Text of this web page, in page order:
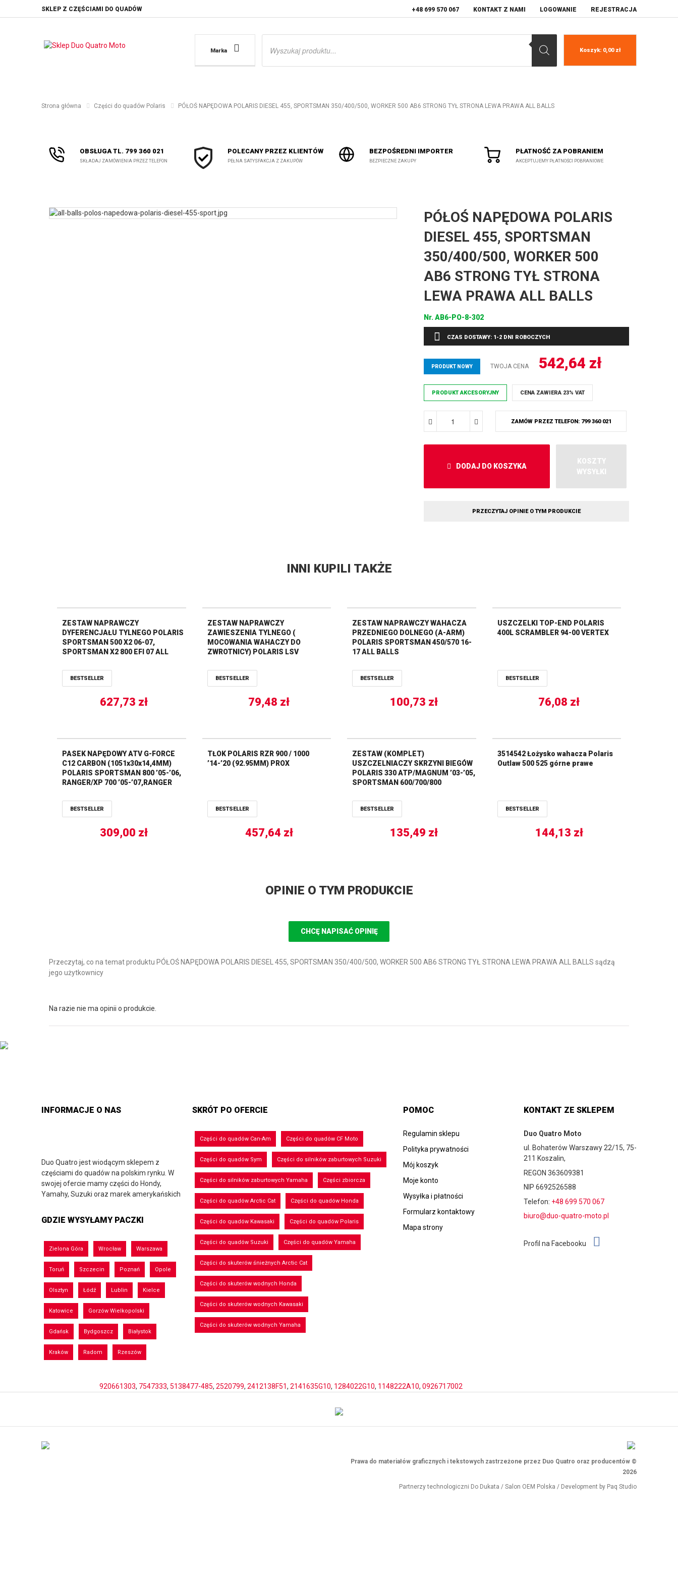
SKLEP Z CZĘŚCIAMI DO QUADÓW +48 699 570 067 KONTAKT Z NAMI LOGOWANIE REJESTRACJA
Marka
Wyszukiwarka
Koszyk: 0,00 zł
Strona główna Części do quadów Polaris PÓŁOŚ NAPĘDOWA POLARIS DIESEL 455, SPORTSMAN 350/400/500, WORKER 500 AB6 STRONG TYŁ STRONA LEWA PRAWA ALL BALLS
OBSŁUGA TL. 799 360 021
SKŁADAJ ZAMÓWIENIA PRZEZ TELEFON
POLECANY PRZEZ KLIENTÓW
PEŁNA SATYSFAKCJA Z ZAKUPÓW
BEZPOŚREDNI IMPORTER
BEZPIECZNE ZAKUPY
PŁATNOŚĆ ZA POBRANIEM
AKCEPTUJEMY PŁATNOŚCI POBRANIOWE
PÓŁOŚ NAPĘDOWA POLARIS
DIESEL 455, SPORTSMAN
350/400/500, WORKER 500
AB6 STRONG TYŁ STRONA
LEWA PRAWA ALL BALLS
Nr.AB6-PO-8-302
CZAS DOSTAWY: 1-2 DNI ROBOCZYCH
PRODUKT NOWY TWOJA CENA 542,64 zł
PRODUKT AKCESORYJNY CENA ZAWIERA 23% VAT
ZAMÓW PRZEZ TELEFON: 799 360 021
DODAJ DO KOSZYKA
KOSZTY
WYSYŁKI
PRZECZYTAJ OPINIE O TYM PRODUKCIE
INNI KUPILI TAKŻE
ZESTAW NAPRAWCZY
DYFERENCJAŁU TYLNEGO POLARIS
SPORTSMAN 500 X2 06-07,
SPORTSMAN X2 800 EFI 07 ALL
BESTSELLER
627,73 zł
ZESTAW NAPRAWCZY
ZAWIESZENIA TYLNEGO (
MOCOWANIA WAHACZY DO
ZWROTNICY) POLARIS LSV
BESTSELLER
79,48 zł
ZESTAW NAPRAWCZY WAHACZA
PRZEDNIEGO DOLNEGO (A-ARM)
POLARIS SPORTSMAN 450/570 16-
17 ALL BALLS
BESTSELLER
100,73 zł
USZCZELKI TOP-END POLARIS
400L SCRAMBLER 94-00 VERTEX
BESTSELLER
76,08 zł
PASEK NAPĘDOWY ATV G-FORCE
C12 CARBON (1051x30x14,4MM)
POLARIS SPORTSMAN 800 ’05-’06,
RANGER/XP 700 ’05-’07,RANGER
BESTSELLER
309,00 zł
TŁOK POLARIS RZR 900 / 1000
’14-’20 (92.95MM) PROX
BESTSELLER
457,64 zł
ZESTAW (KOMPLET)
USZCZELNIACZY SKRZYNI BIEGÓW
POLARIS 330 ATP/MAGNUM ’03-’05,
SPORTSMAN 600/700/800
BESTSELLER
135,49 zł
3514542 Łożysko wahacza Polaris
Outlaw 500 525 górne prawe
BESTSELLER
144,13 zł
OPINIE O TYM PRODUKCIE
CHCĘ NAPISAĆ OPINIĘ
Przeczytaj, co na temat produktu PÓŁOŚ NAPĘDOWA POLARIS DIESEL 455, SPORTSMAN 350/400/500, WORKER 500 AB6 STRONG TYŁ STRONA LEWA PRAWA ALL BALLS sądzą
jego użytkownicy
Na razie nie ma opinii o produkcie.
INFORMACJE O NAS
Duo Quatro jest wiodącym sklepem z
częściami do quadów na polskim rynku. W
swojej ofercie mamy części do Hondy,
Yamahy, Suzuki oraz marek amerykańskich
GDZIE WYSYŁAMY PACZKI
Zielona Góra Wrocław Warszawa
Toruń Szczecin Poznań Opole
Olsztyn Łódź Lublin Kielce
Katowice Gorzów Wielkopolski
Gdańsk Bydgoszcz Białystok
Kraków Radom Rzeszów
SKRÓT PO OFERCIE
Części do quadów Can-Am Części do quadów CF Moto
Części do quadów Sym Części do silników zaburtowych Suzuki
Części do silników zaburtowych Yamaha Części zbiorcza
Części do quadów Arctic Cat Części do quadów Honda
Części do quadów Kawasaki Części do quadów Polaris
Części do quadów Suzuki Części do quadów Yamaha
Części do skuterów śnieżnych Arctic Cat
Części do skuterów wodnych Honda
Części do skuterów wodnych Kawasaki
Części do skuterów wodnych Yamaha
POMOC
Regulamin sklepu
Polityka prywatności
Mój koszyk
Moje konto
Wysyłka i płatności
Formularz kontaktowy
Mapa strony
KONTAKT ZE SKLEPEM
Duo Quatro Moto
ul. Bohaterów Warszawy 22/15, 75-
211 Koszalin,
REGON 363609381
NIP 6692526588
Telefon: +48 699 570 067
biuro@duo-quatro-moto.pl
Profil na Facebooku
920661303, 7547333, 5138477-485, 2520799, 2412138F51, 2141635G10, 1284022G10, 1148222A10, 0926717002
Prawa do materiałów graficznych i tekstowych zastrzeżone przez Duo Quatro oraz producentów ©
2026
Partnerzy technologiczni Do Dukata / Salon OEM Polska / Development by Paq Studio